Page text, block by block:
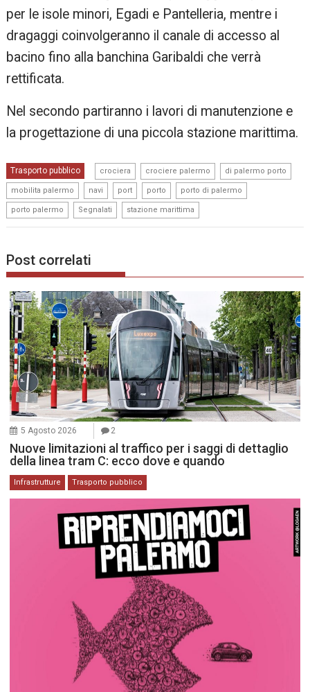
per le isole minori, Egadi e Pantelleria, mentre i
dragaggi coinvolgeranno il canale di accesso al
bacino fino alla banchina Garibaldi che verrà
rettificata.
Nel secondo partiranno i lavori di manutenzione e
la progettazione di una piccola stazione marittima.
Trasporto pubblico crociera crociere palermo di palermo porto
mobilita palermo navi port porto porto di palermo
porto palermo Segnalati stazione marittima
Post correlati
5 Agosto 2026 2
Nuove limitazioni al traffico per i saggi di dettaglio
della linea tram C: ecco dove e quando
Infrastrutture Trasporto pubblico